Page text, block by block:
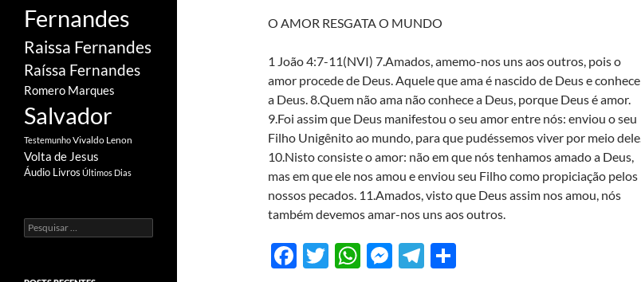
O AMOR RESGATA O MUNDO
1 João 4:7-11(NVI) 7.Amados, amemo-nos uns aos outros, pois o
amor procede de Deus. Aquele que ama é nascido de Deus e conhece
a Deus. 8.Quem não ama não conhece a Deus, porque Deus é amor.
9.Foi assim que Deus manifestou o seu amor entre nós: enviou o seu
Filho Unigênito ao mundo, para que pudéssemos viver por meio dele.
10.Nisto consiste o amor: não em que nós tenhamos amado a Deus,
mas em que ele nos amou e enviou seu Filho como propiciação pelos
nossos pecados. 11.Amados, visto que Deus assim nos amou, nós
também devemos amar-nos uns aos outros.
F
T
W M T
Fernandes
Raissa Fernandes
Raíssa Fernandes
Romero Marques
Salvador
TestemunhoVivaldo Lenon
Volta de Jesus
Áudio Livros Últimos Dias
Pesquisar
por: